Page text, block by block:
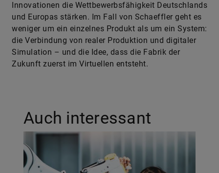
Innovationen die Wettbewerbsfähigkeit Deutschlands
und Europas stärken. Im Fall von Schaeffler geht es
weniger um ein einzelnes Produkt als um ein System:
die Verbindung von realer Produktion und digitaler
Simulation – und die Idee, dass die Fabrik der
Zukunft zuerst im Virtuellen entsteht.
Auch interessant